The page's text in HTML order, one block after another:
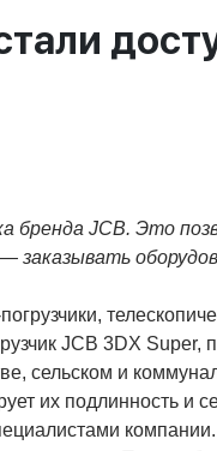
бренда JCB. Это
JCB 3DX Super,
сельском и
их подлинность и
компании.